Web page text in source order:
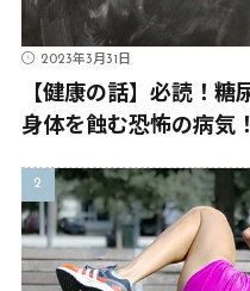
2023年3月31日
【健康の話】必読！糖
身体を蝕む恐怖の病気